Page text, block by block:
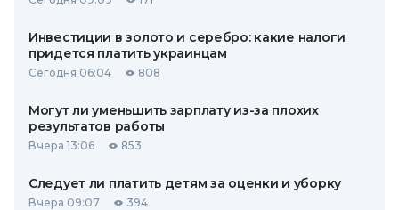
Инвестиции в золото и серебро: какие налоги
придется платить украинцам
Сегодня 06:04 808
Могут ли уменьшить зарплату из-за плохих
результатов работы
Вчера 13:06 853
Следует ли платить детям за оценки и уборку
Вчера 09:07 394